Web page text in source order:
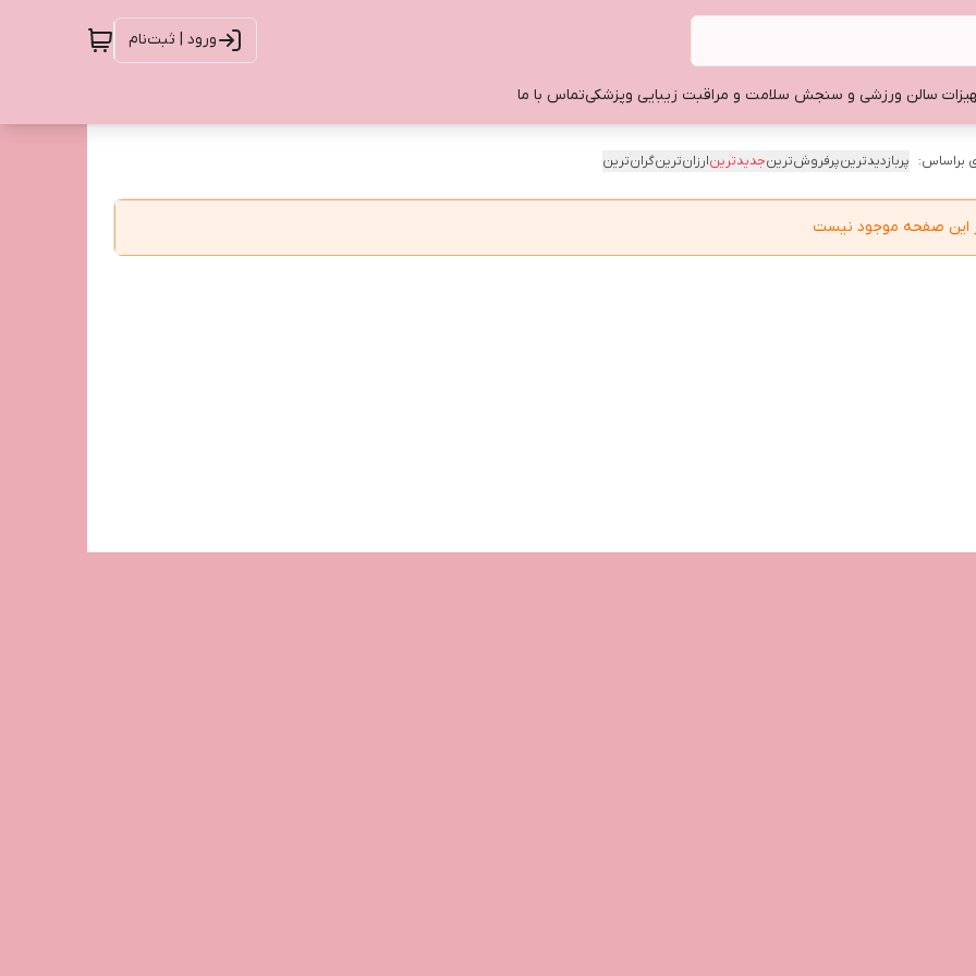
ورود | ثبت‌نام
سالن ورزشی و سنجش سلامت و مراقبت زیبایی وپزشکیتماس با ما
براساس: پربازدیدترینپرفروش‌ترینجدیدترینارزان‌ترینگران‌ترین
این صفحه موجود نیست